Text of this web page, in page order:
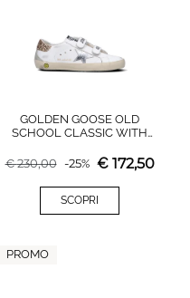
GOLDEN GOOSE OLD
SCHOOL CLASSIC WITH
€230,00 -25% € 172,50
SCOPRI
PROMO